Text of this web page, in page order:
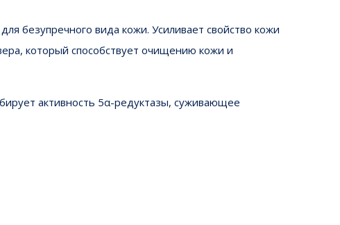
безупречного вида кожи. Усиливает свойство кожи
который способствует очищению кожи и
активность 5α-редуктазы, суживающее